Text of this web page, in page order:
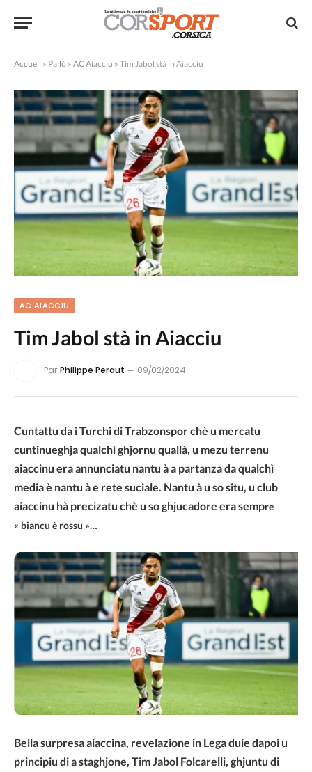
Accueil » Pallò » AC Aiacciu » Tim Jabol stà in Aiacciu
AC AIACCIU
Tim Jabol stà in Aiacciu
ParPhilippe Peraut 09/02/2024
Cuntattu da i Turchi di Trabzonspor chè u mercatu
cuntinueghja qualchì ghjornu quallà, u mezu terrenu
aiaccinu era annunciatu nantu à a partanza da qualchì
media è nantu à e rete suciale. Nantu à u so situ, u club
aiaccinu hà precizatu chè u so ghjucadore era sempre
« biancu è rossu »…
Bella surpresa aiaccina, revelazione in Lega duie dapoi u
principiu di a staghjone, Tim Jabol Folcarelli, ghjuntu di